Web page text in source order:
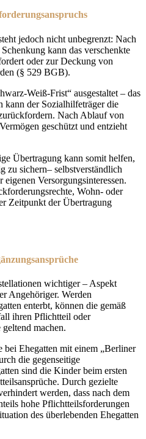
jedoch nicht unbegrenzt: Nach
kann das verschenkte
oder zur Deckung von
(§ 529 BGB).
Weiß-Frist“ ausgestaltet – das
kann der Sozialhilfeträger die
Nach Ablauf von
geschützt und entzieht
Übertragung kann somit helfen,
zu sichern– selbstverständlich
Versorgungsinteressen.
Wohn- oder
Zeitpunkt der Übertragung
wichtiger – Aspekt
Angehöriger. Werden
enterbt, können die gemäß
ihren Pflichtteil oder
machen.
bei Ehegatten mit einem „Berliner
die gegenseitige
sind die Kinder beim ersten
Durch gezielte
werden, dass nach dem
hohe Pflichtteilsforderungen
des überlebenden Ehegatten